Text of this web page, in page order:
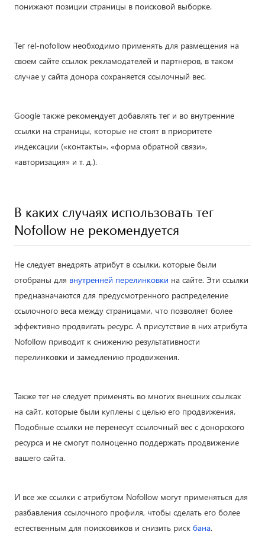
понижают позиции страницы в поисковой выборке.
Тег rel-nofollow необходимо применять для размещения на
своем сайте ссылок рекламодателей и партнеров, в таком
случае у сайта донора сохраняется ссылочный вес.
Google также рекомендует добавлять тег и во внутренние
ссылки на страницы, которые не стоят в приоритете
индексации («контакты», «форма обратной связи»,
«авторизация» и т. д.).
В каких случаях использовать тег
Nofollow не рекомендуется
Не следует внедрять атрибут в ссылки, которые были
отобраны для внутренней перелинковки на сайте. Эти ссылки
предназначаются для предусмотренного распределение
ссылочного веса между страницами, что позволяет более
эффективно продвигать ресурс. А присутствие в них атрибута
Nofollow приводит к снижению результативности
перелинковки и замедлению продвижения.
Также тег не следует применять во многих внешних ссылках
на сайт, которые были куплены с целью его продвижения.
Подобные ссылки не перенесут ссылочный вес с донорского
ресурса и не смогут полноценно поддержать продвижение
вашего сайта.
И все же ссылки с атрибутом Nofollow могут применяться для
разбавления ссылочного профиля, чтобы сделать его более
естественным для поисковиков и снизить риск бана.